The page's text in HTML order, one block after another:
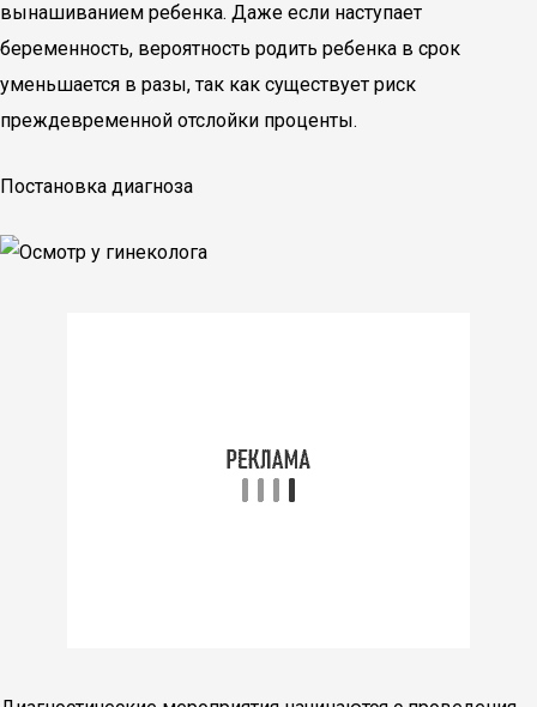
вынашиванием ребенка. Даже если наступает
беременность, вероятность родить ребенка в срок
уменьшается в разы, так как существует риск
преждевременной отслойки проценты.
Постановка диагноза